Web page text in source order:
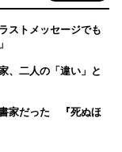
ストメッセージでも
、二人の「違い」と
家だった 『死ぬほ